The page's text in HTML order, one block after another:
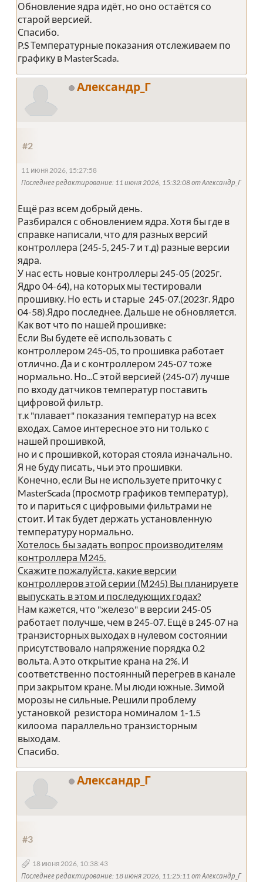
Обновление ядра идёт, но оно остаётся со
старой версией.
Спасибо.
P.S Температурные показания отслеживаем по
графику в MasterScada.
Александр_Г
#2
11 июня 2026, 15:27:58
Последнее редактирование: 11 июня 2026, 15:32:08 от Александр_Г
Ещё раз всем добрый день.
Разбирался с обновлением ядра. Хотя бы где в
справке написали, что для разных версий
контроллера (245-5, 245-7 и т.д) разные версии
ядра.
У нас есть новые контроллеры 245-05 (2025г.
Ядро 04-64), на которых мы тестировали
прошивку. Но есть и старые 245-07.(2023г. Ядро
04-58).Ядро последнее. Дальше не обновляется.
Как вот что по нашей прошивке:
Если Вы будете её использовать с
контроллером 245-05, то прошивка работает
отлично. Да и с контроллером 245-07 тоже
нормально. Но...С этой версией (245-07) лучше
по входу датчиков температур поставить
цифровой фильтр.
т.к "плавает" показания температур на всех
входах. Самое интересное это ни только с
нашей прошивкой,
но и с прошивкой, которая стояла изначально.
Я не буду писать, чьи это прошивки.
Конечно, если Вы не используете приточку с
MasterScada (просмотр графиков температур),
то и париться с цифровыми фильтрами не
стоит. И так будет держать установленную
температуру нормально.
Хотелось бы задать вопрос производителям
контроллера М245.
Скажите пожалуйста, какие версии
контроллеров этой серии (М245) Вы планируете
выпускать в этом и последующих годах?
Нам кажется, что "железо" в версии 245-05
работает получше, чем в 245-07. Ещё в 245-07 на
транзисторных выходах в нулевом состоянии
присутствовало напряжение порядка 0.2
вольта. А это открытие крана на 2%. И
соответственно постоянный перегрев в канале
при закрытом кране. Мы люди южные. Зимой
морозы не сильные. Решили проблему
установкой резистора номиналом 1-1.5
килоома параллельно транзисторным
выходам.
Спасибо.
Александр_Г
#3
18 июня 2026, 10:38:43
Последнее редактирование: 18 июня 2026, 11:25:11 от Александр_Г